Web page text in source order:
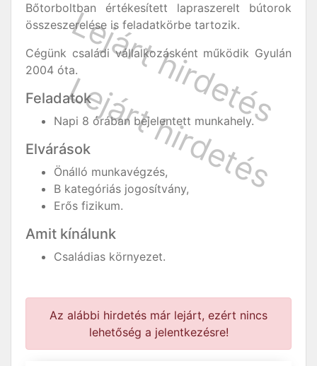
Bőtorboltban értékesített lapraszerelt bútorok
összeszerelése is feladatkörbe tartozik.
Cégünk családi vállalkozásként működik Gyulán
2004 óta.
Feladatok
Napi 8 órában bejelentett munkahely.
Elvárások
Önálló munkavégzés,
B kategóriás jogosítvány,
Erős fizikum.
Amit kínálunk
Családias környezet.
Az alábbi hirdetés már lejárt, ezért nincs
lehetőség a jelentkezésre!